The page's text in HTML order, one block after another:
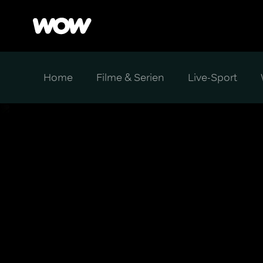
Home Filme & Serien Live-Sport